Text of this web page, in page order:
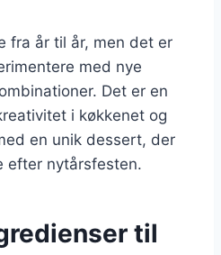
fra år til år, men det er
med nye
Det er en
i køkkenet og
en unik dessert, der
efter nytårsfesten.
til